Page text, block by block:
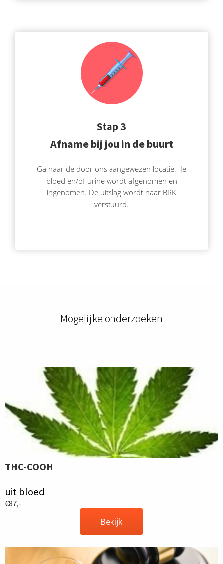
Stap 3
Afname bij jou in de buurt
Ga naar de door ons aangewezen locatie. Je
bloed en/of urine wordt afgenomen en
ingenomen. De uitslag wordt naar BRK
verstuurd.
Mogelijke onderzoeken
THC-COOH
uit bloed
€87,-
Bekijk